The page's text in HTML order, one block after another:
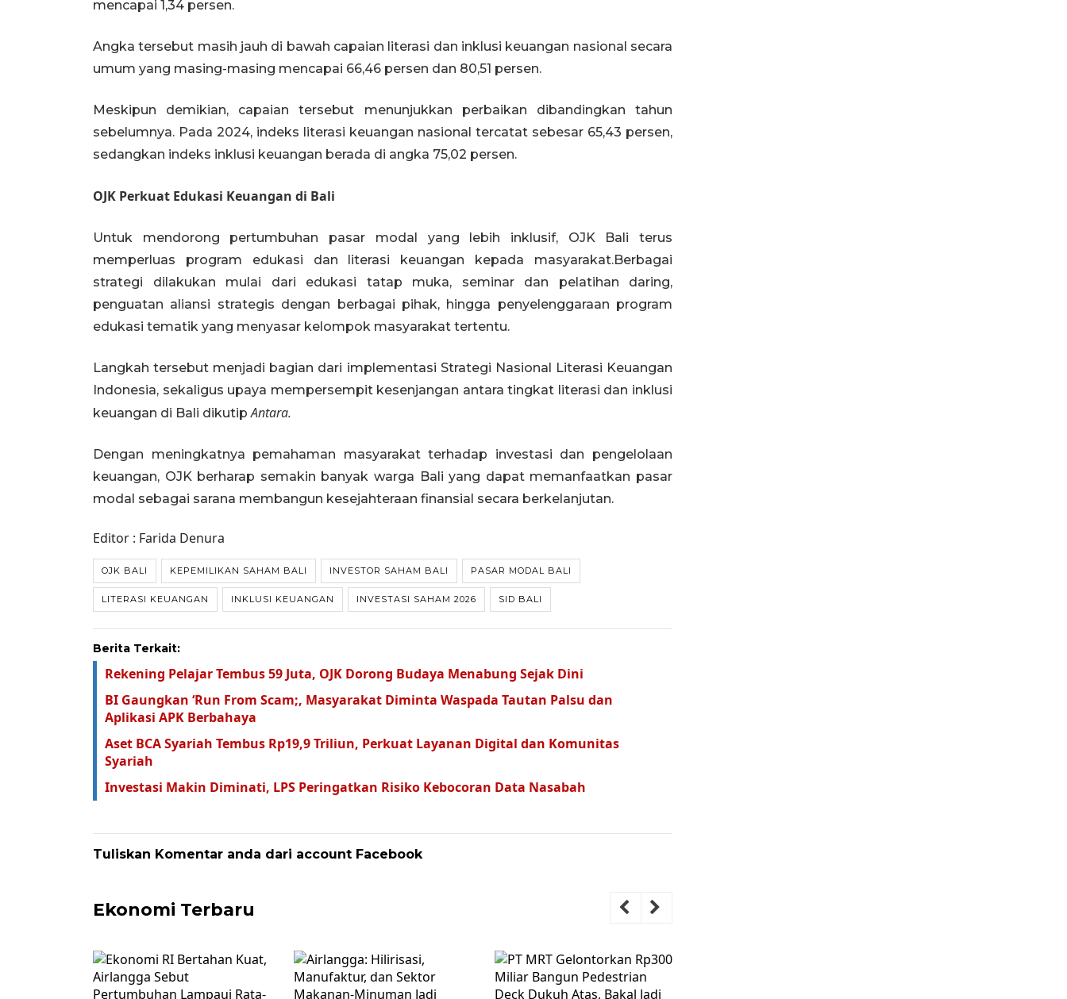
mencapai 1,34 persen.
Angka tersebut masih jauh di bawah capaian literasi dan inklusi keuangan nasional secara
umum yang masing-masing mencapai 66,46 persen dan 80,51 persen.
Meskipun demikian, capaian tersebut menunjukkan perbaikan dibandingkan tahun
sebelumnya. Pada 2024, indeks literasi keuangan nasional tercatat sebesar 65,43 persen,
sedangkan indeks inklusi keuangan berada di angka 75,02 persen.
OJK Perkuat Edukasi Keuangan di Bali
Untuk mendorong pertumbuhan pasar modal yang lebih inklusif, OJK Bali terus
memperluas program edukasi dan literasi keuangan kepada masyarakat.Berbagai
strategi dilakukan mulai dari edukasi tatap muka, seminar dan pelatihan daring,
penguatan aliansi strategis dengan berbagai pihak, hingga penyelenggaraan program
edukasi tematik yang menyasar kelompok masyarakat tertentu.
Langkah tersebut menjadi bagian dari implementasi Strategi Nasional Literasi Keuangan
Indonesia, sekaligus upaya mempersempit kesenjangan antara tingkat literasi dan inklusi
keuangan di Bali dikutipAntara.
Dengan meningkatnya pemahaman masyarakat terhadap investasi dan pengelolaan
keuangan, OJK berharap semakin banyak warga Bali yang dapat memanfaatkan pasar
modal sebagai sarana membangun kesejahteraan finansial secara berkelanjutan.
Editor : Farida Denura
OJK BALI KEPEMILIKAN SAHAM BALI INVESTOR SAHAM BALI PASAR MODAL BALI
LITERASI KEUANGAN INKLUSI KEUANGAN INVESTASI SAHAM 2026 SID BALI
Berita Terkait:
Rekening Pelajar Tembus 59 Juta, OJK Dorong Budaya Menabung Sejak Dini
BI Gaungkan ‘Run From Scam;, Masyarakat Diminta Waspada Tautan Palsu dan
Aplikasi APK Berbahaya
Aset BCA Syariah Tembus Rp19,9 Triliun, Perkuat Layanan Digital dan Komunitas
Syariah
Investasi Makin Diminati, LPS Peringatkan Risiko Kebocoran Data Nasabah
Tuliskan Komentar anda dari account Facebook
Ekonomi Terbaru